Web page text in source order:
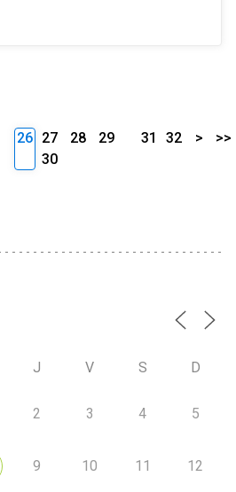
26 27 28
29
30
31 32 > >>
J V S D
2 3 4 5
9 10 11 12